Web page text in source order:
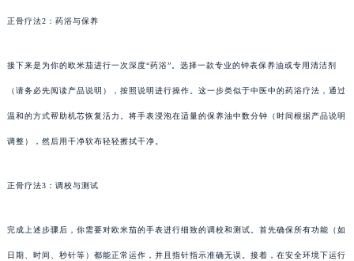
正骨疗法2：药浴与保养
接下来是为你的欧米茄进行一次深度“药浴”。选择一款专业的钟表保养油或专用清洁剂
（请务必先阅读产品说明），按照说明进行操作。这一步类似于中医中的药浴疗法，通过
温和的方式帮助机芯恢复活力。将手表浸泡在适量的保养油中数分钟（时间根据产品说明
调整），然后用干净软布轻轻擦拭干净。
正骨疗法3：调校与测试
完成上述步骤后，你需要对欧米茄的手表进行细致的调校和测试。首先确保所有功能（如
日期、时间、秒针等）都能正常运作，并且指针指示准确无误。接着，在安全环境下运行